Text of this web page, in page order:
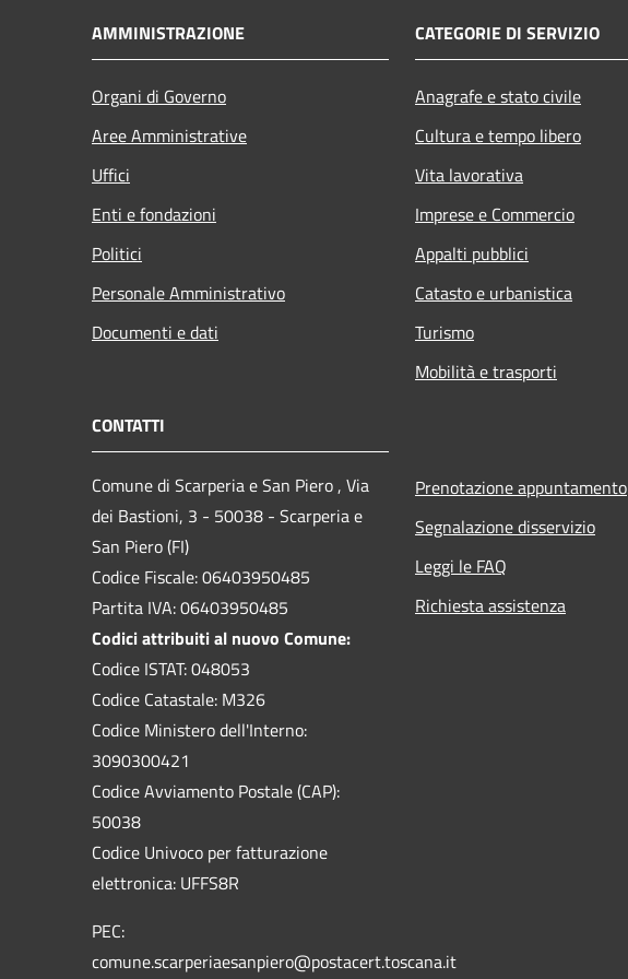
AMMINISTRAZIONE
Organi di Governo
Aree Amministrative
Uffici
Enti e fondazioni
Politici
Personale Amministrativo
Documenti e dati
CATEGORIE DI SERVIZIO
Anagrafe e stato civile
Cultura e tempo libero
Vita lavorativa
Imprese e Commercio
Appalti pubblici
Catasto e urbanistica
Turismo
Mobilità e trasporti
CONTATTI
Comune di Scarperia e San Piero , Via
dei Bastioni, 3 - 50038 - Scarperia e
San Piero (FI)
Codice Fiscale: 06403950485
Partita IVA: 06403950485
Codici attribuiti al nuovo Comune:
Codice ISTAT: 048053
Codice Catastale: M326
Codice Ministero dell'Interno:
3090300421
Codice Avviamento Postale (CAP):
50038
Codice Univoco per fatturazione
elettronica: UFFS8R
PEC:
comune.scarperiaesanpiero@postacert.toscana.it
Prenotazione appuntamento
Segnalazione disservizio
Leggi le FAQ
Richiesta assistenza